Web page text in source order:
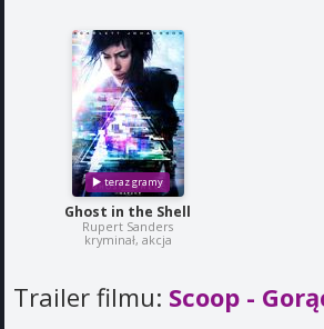
Ghost in the Shell
Rupert Sanders
kryminał, akcja
Trailer filmu: Scoop -